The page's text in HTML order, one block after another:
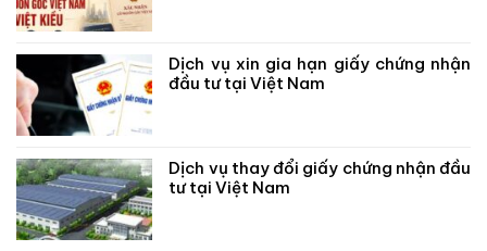
Dịch vụ xin gia hạn giấy chứng nhận
đầu tư tại Việt Nam
Dịch vụ thay đổi giấy chứng nhận đầu
tư tại Việt Nam